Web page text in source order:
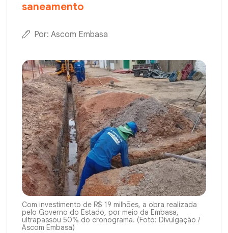
saneamento
Por: Ascom Embasa
Com investimento de R$ 19 milhões, a obra realizada
pelo Governo do Estado, por meio da Embasa,
ultrapassou 50% do cronograma. (Foto: Divulgação /
Ascom Embasa)